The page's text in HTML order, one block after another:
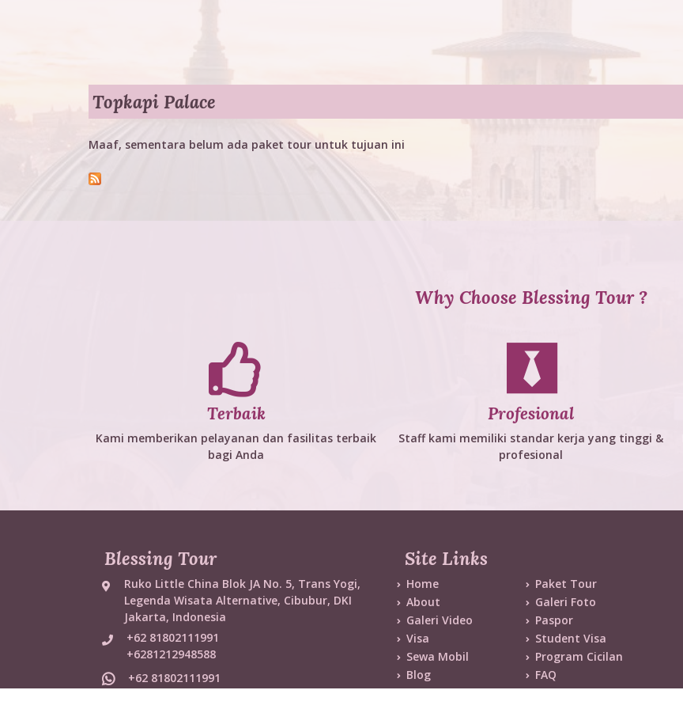
Topkapi Palace
Maaf, sementara belum ada paket tour untuk tujuan ini
Why Choose Blessing Tour ?
Terbaik
Kami memberikan pelayanan dan fasilitas terbaik
bagi Anda
Profesional
Staff kami memiliki standar kerja yang tinggi &
profesional
Blessing Tour
Ruko Little China Blok JA No. 5, Trans Yogi,
Legenda Wisata Alternative, Cibubur, DKI
Jakarta, Indonesia
+62 81802111991
+6281212948588
+62 81802111991
Site Links
Home
Paket Tour
About
Galeri Foto
Galeri Video
Paspor
Visa
Student Visa
Sewa Mobil
Program Cicilan
Blog
FAQ
Contact
Expired Tour